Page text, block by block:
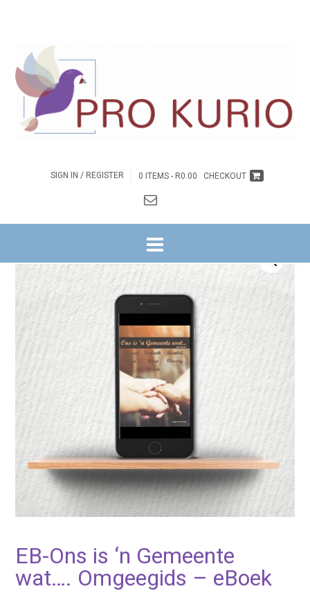
SIGN IN / REGISTER 0 ITEMS - R0.00 CHECKOUT
GEMEENTE WAT…. OMGEEGIDS – EBOEK
EB-Ons is ‘n Gemeente
wat…. Omgeegids – eBoek